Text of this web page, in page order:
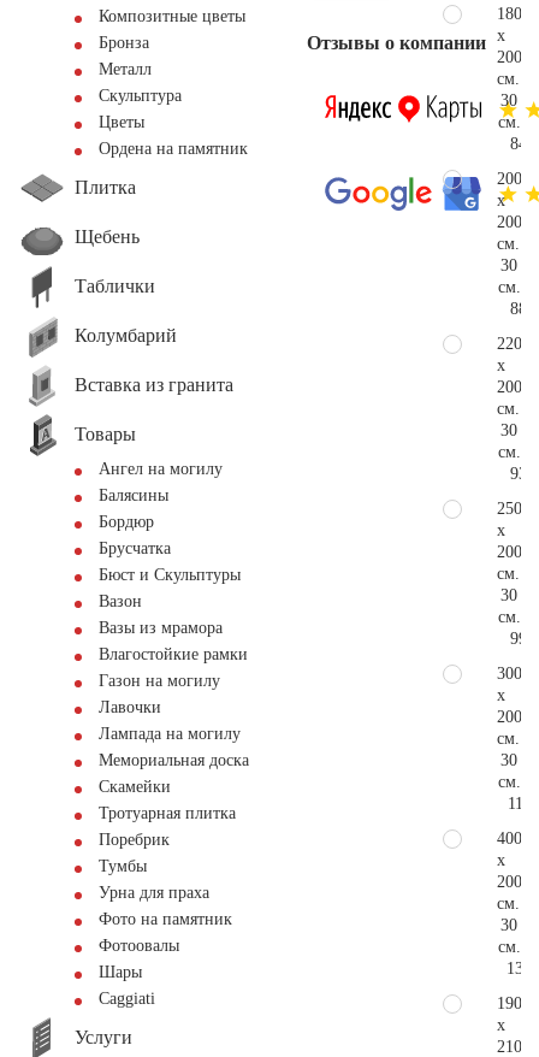
Композитные цветы
Бронза
Металл
Скульптура
Цветы
Ордена на памятник
Плитка
Щебень
Таблички
Колумбарий
Вставка из гранита
Товары
Ангел на могилу
Балясины
Бордюр
Брусчатка
Бюст и Скульптуры
Вазон
Вазы из мрамора
Влагостойкие рамки
Газон на могилу
Лавочки
Лампада на могилу
Мемориальная доска
Скамейки
Тротуарная плитка
Поребрик
Тумбы
Урна для праха
Фото на памятник
Фотоовалы
Шары
Сaggiati
Услуги
Отзывы о компании
180
x
200
см.
30
см.
200
x
200
см.
30
см.
220
x
200
см.
30
см.
250
x
200
см.
30
см.
300
x
200
см.
30
см.
400
x
200
см.
30
см.
190
x
210